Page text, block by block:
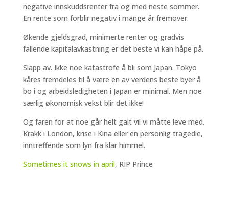
negative innskuddsrenter fra og med neste sommer.
En rente som forblir negativ i mange år fremover.
Økende gjeldsgrad, minimerte renter og gradvis
fallende kapitalavkastning er det beste vi kan håpe på.
Slapp av. Ikke noe katastrofe å bli som Japan. Tokyo
kåres fremdeles til å være en av verdens beste byer å
bo i og arbeidsledigheten i Japan er minimal. Men noe
særlig økonomisk vekst blir det ikke!
Og faren for at noe går helt galt vil vi måtte leve med.
Krakk i London, krise i Kina eller en personlig tragedie,
inntreffende som lyn fra klar himmel.
Sometimes it snows in april, RIP Prince